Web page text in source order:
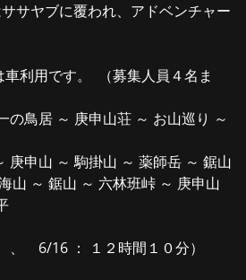
サヤブに覆われ、アドベンチャー
車利用です。 （募集人員４名ま
の鳥居 ～ 庚申山荘 ～ お山巡り ～
庚申山 ～ 駒掛山 ～ 薬師岳 ～ 鋸山
山 ～ 鋸山 ～ 六林班峠 ～ 庚申山
6/16 ： １２時間１０分）